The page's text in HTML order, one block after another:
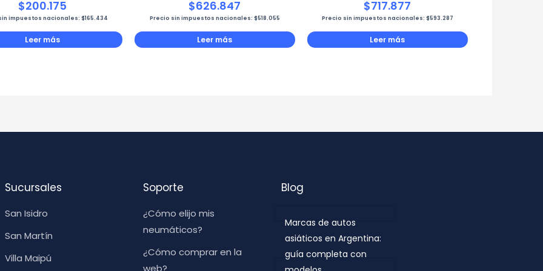
$200.175
impuestos nacionales: $165.434
Leer más
$626.847
Precio sin impuestos nacionales: $518.055
Leer más
$717.877
Precio sin impuestos nacionales: $593.287
Leer más
Sucursales
San Isidro
San Martín
Villa Maipú
Soporte
¿Cómo elijo mis
neumáticos?
¿Cómo comprar en la
web?
Blog
Marcas de autos
asiáticos en Argentina:
guía completa con